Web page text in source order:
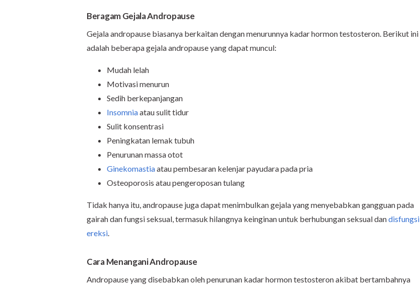
Beragam Gejala Andropause
Gejala andropause biasanya berkaitan dengan menurunnya kadar hormon testosteron. Berikut ini
adalah beberapa gejala andropause yang dapat muncul:
Mudah lelah
Motivasi menurun
Sedih berkepanjangan
Insomniaatau sulit tidur
Sulit konsentrasi
Peningkatan lemak tubuh
Penurunan massa otot
Ginekomastiaatau pembesaran kelenjar payudara pada pria
Osteoporosis atau pengeroposan tulang
Tidak hanya itu, andropause juga dapat menimbulkan gejala yang menyebabkan gangguan pada
gairah dan fungsi seksual, termasuk hilangnya keinginan untuk berhubungan seksual dandisfungsi
ereksi.
Cara Menangani Andropause
Andropause yang disebabkan oleh penurunan kadar hormon testosteron akibat bertambahnya